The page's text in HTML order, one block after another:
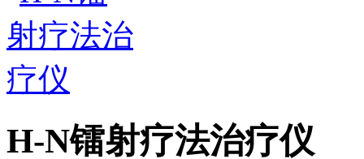
H-N镭射疗法治疗仪